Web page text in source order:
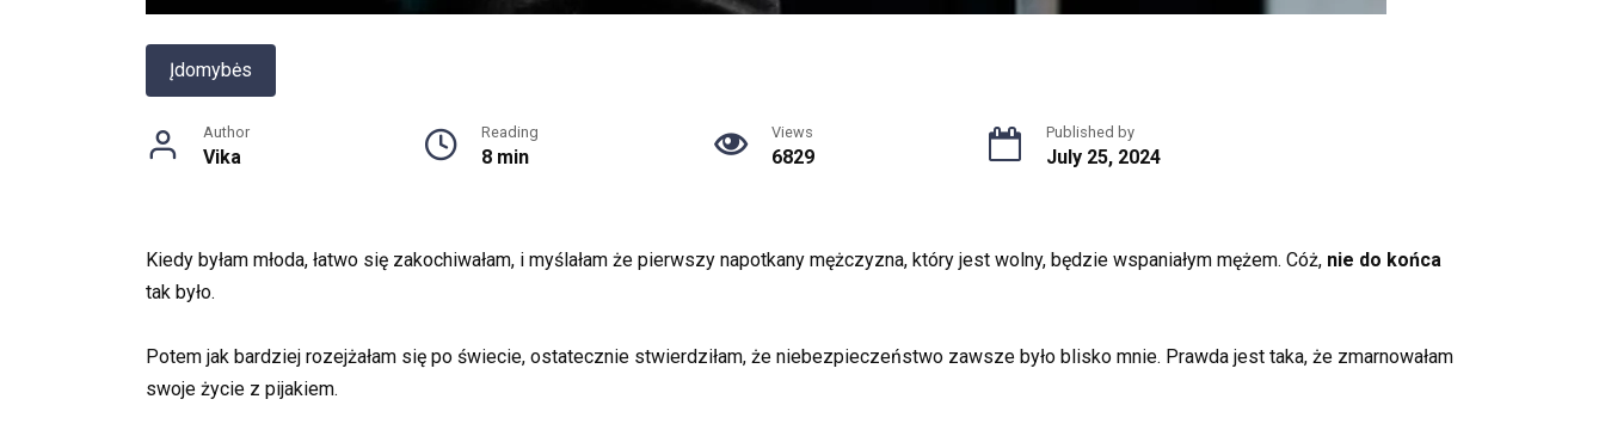
Įdomybės
Author
Vika
Reading
8 min
Views
6829
Published by
July 25, 2024
Kiedy byłam młoda, łatwo się zakochiwałam, i myślałam że pierwszy napotkany mężczyzna, który jest wolny, będzie wspaniałym mężem. Cóż, nie do końca
tak było.
Potem jak bardziej rozejżałam się po świecie, ostatecznie stwierdziłam, że niebezpieczeństwo zawsze było blisko mnie. Prawda jest taka, że ​​zmarnowałam
swoje życie z pijakiem.